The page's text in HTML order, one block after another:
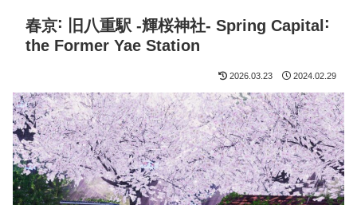
春京˸ 旧八重駅 -輝桜神社- Spring Capital˸
the Former Yae Station
2026.03.23 2024.02.29